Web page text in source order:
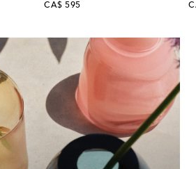
CA$ 595
original price